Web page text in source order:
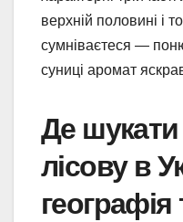
верхній половині і
сумніваєтеся —
суниці аромат
Де
лісову в
географія